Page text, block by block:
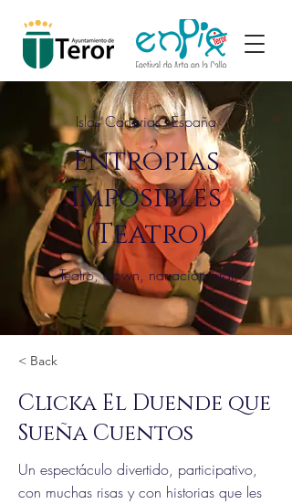
Islas Canarias - España
Entropias
Imposibles
(Teatro)
Teatro, clown, narración oral
< Back
Clicka El Duende que
Sueña Cuentos
Un espectáculo divertido, participativo,
con muchas risas y con historias que les